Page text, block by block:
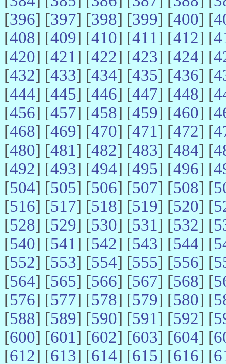
[396] [397] [398] [399] [400] [
[408] [409] [410] [411] [412] [
[420] [421] [422] [423] [424] [
[432] [433] [434] [435] [436] [
[444] [445] [446] [447] [448] [
[456] [457] [458] [459] [460] [
[468] [469] [470] [471] [472] [
[480] [481] [482] [483] [484] [
[492] [493] [494] [495] [496] [
[504] [505] [506] [507] [508] [
[516] [517] [518] [519] [520] [
[528] [529] [530] [531] [532] [
[540] [541] [542] [543] [544] [
[552] [553] [554] [555] [556] [
[564] [565] [566] [567] [568] [
[576] [577] [578] [579] [580] [
[588] [589] [590] [591] [592] [
[600] [601] [602] [603] [604] [
[612] [613] [614] [615] [616] [